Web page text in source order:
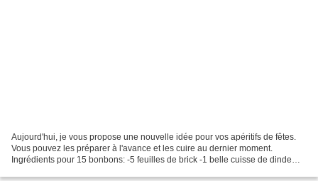
Aujourd'hui, je vous propose une nouvelle idée pour vos apéritifs de fêtes.
Vous pouvez les préparer à l'avance et les cuire au dernier moment.
Ingrédients pour 15 bonbons: -5 feuilles de brick -1 belle cuisse de dinde